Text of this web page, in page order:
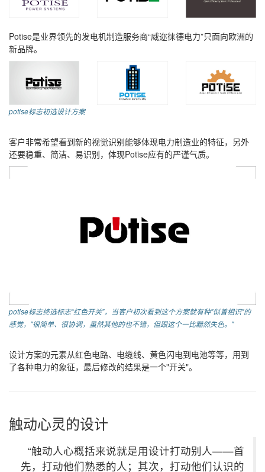
Potise是业界领先的发电机制造服务商“威迩徕德电力”只面向欧洲的
新品牌。
potise标志初选设计方案
客户非常希望看到新的视觉识别能够体现电力制造业的特征，另外
还要稳重、简洁、易识别，体现Potise应有的严谨气质。
potise标志终选标志“红色开关”，当客户初次看到这个方案就有种"似曾相识"的
感觉，"很简单、很协调，虽然其他的也不错，但跟这个一比黯然失色。"
设计方案的元素从红色电路、电缆线、黄色闪电到电池等等，用到
了各种电力的象征，最后修改的结果是一个"开关"。
触动心灵的设计
“触动人心概括来说就是用设计打动别人——首
先，打动他们熟悉的人；其次，打动他们认识的